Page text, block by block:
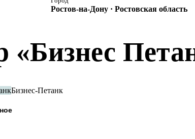
Ростов-на-Дону · Ростовская область
«Бизнес
Бизнес-Петанк